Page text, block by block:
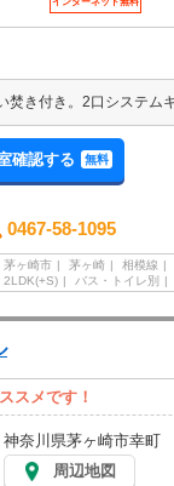
確認する 無料
0467-58-1095
茅ヶ崎市 茅ヶ崎 相模線
2LDK(+S)
バス・トイレ別
スメです！
神奈川県茅ヶ崎市幸町
周辺地図